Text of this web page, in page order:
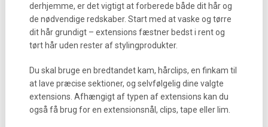
derhjemme, er det vigtigt at forberede både dit hår og
de nødvendige redskaber. Start med at vaske og tørre
dit hår grundigt – extensions fæstner bedst i rent og
tørt hår uden rester af stylingprodukter.
Du skal bruge en bredtandet kam, hårclips, en finkam til
at lave præcise sektioner, og selvfølgelig dine valgte
extensions. Afhængigt af typen af extensions kan du
også få brug for en extensionsnål, clips, tape eller lim.